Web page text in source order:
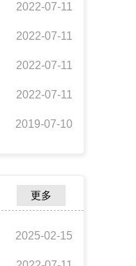
2022-07-11
2022-07-11
2022-07-11
2022-07-11
2019-07-10
更多
2025-02-15